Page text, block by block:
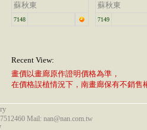
蘇秋東
7148
蘇秋東
7149
Recent View:
畫價以畫廊原作證明價格為準，
在價格誤植情況下，南畫廊保有不銷售
Mail: nan@nan.com.tw